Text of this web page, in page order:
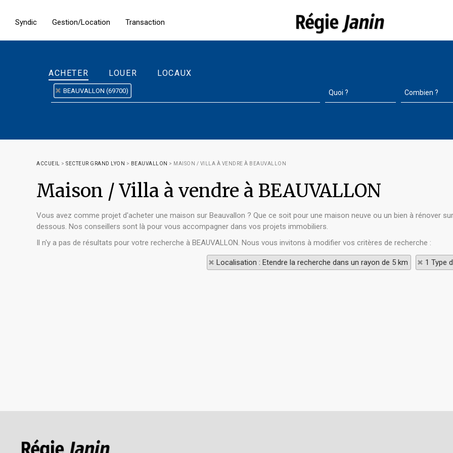
Syndic Gestion/Location Transaction
ACHETER LOUER LOCAUX
BEAUVALLON (69700)
ACCUEIL > SECTEUR GRAND LYON > BEAUVALLON > MAISON / VILLA À VENDRE À BEAUVALLON
Maison / Villa à vendre à BEAUVALLON
Vous avez comme projet d'acheter une maison sur Beauvallon ? Que ce soit pour une maison neuve ou un bien à rénover
dessous. Nos conseillers sont là pour vous accompagner dans vos projets immobiliers.
Il n'y a pas de résultats pour votre recherche à BEAUVALLON. Nous vous invitons à modifier vos critères de recherche :
Localisation : Etendre la recherche dans un rayon de 5 km 1 Type